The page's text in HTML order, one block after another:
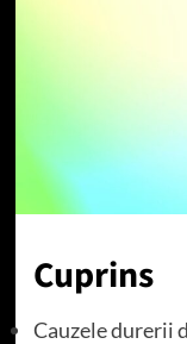
Cuprins
Cauzele durerii